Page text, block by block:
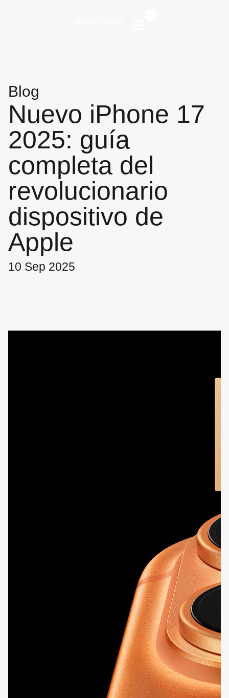
Blog
Nuevo iPhone 17
2025: guía
completa del
revolucionario
dispositivo de
Apple
10 Sep 2025